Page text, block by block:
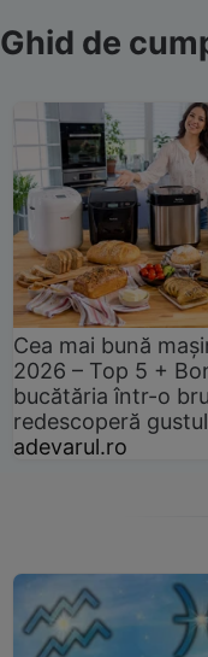
Ghid de
Cea mai bună
2026 – Top 5 +
bucătăria într-o
redescoperă
adevarul.ro